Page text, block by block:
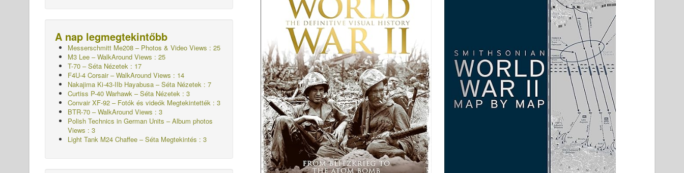
A nap legmegtekintőbb
Messerschmitt Me208 – Photos & Video Views : 25
M3 Lee – WalkAround Views : 25
T-70 – Séta Nézetek : 17
F4U-4 Corsair – WalkAround Views : 14
Nakajima Ki-43-IIb Hayabusa – Séta Nézetek : 7
Curtiss P-40 Warhawk – Séta Nézetek : 3
Convair XF-92 – Fotók és videók Megtekintették : 3
BTR-70 – WalkAround Views : 3
Polish Technics in German Units – Album photos
Views : 3
Light Tank M24 Chaffee – Séta Megtekintés : 3